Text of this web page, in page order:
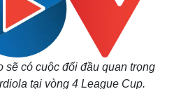
Thị trường
sẽ có cuộc đối đầu quan trọng
tại vòng 4 League Cup.